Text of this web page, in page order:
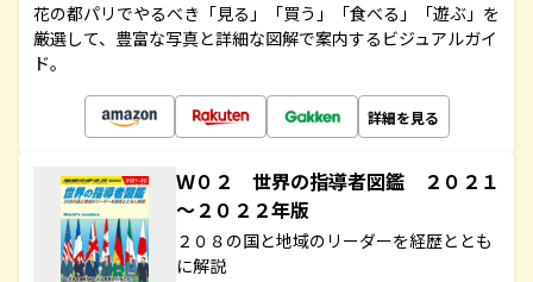
花の都パリでやるべき「見る」「買う」「食べる」「遊ぶ」を
厳選して、豊富な写真と詳細な図解で案内するビジュアルガイ
ド。
詳細を見る
Ｗ０２ 世界の指導者図鑑 ２０２１
～２０２２年版
２０８の国と地域のリーダーを経歴ととも
に解説